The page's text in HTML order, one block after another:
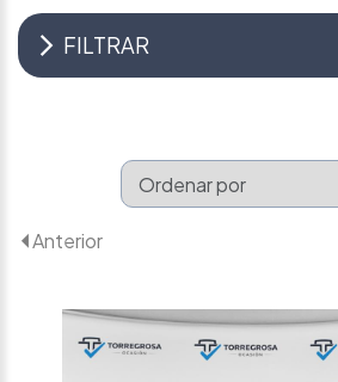
FILTRAR
Anterior